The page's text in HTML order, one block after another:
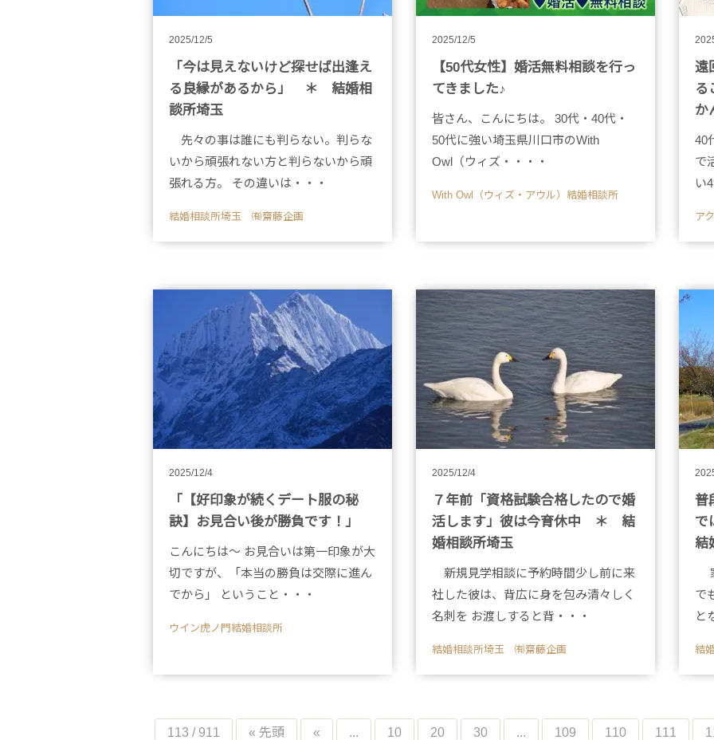
2025/12/5
「今は見えないけど探せば出逢え
る良縁があるから」 ＊ 結婚相
談所埼玉
先々の事は誰にも判らない。判らな
いから頑張れない方と判らないから頑
張れる方。 その違いは・・・
結婚相談所埼玉 ㈲齋藤企画
2025/12/5
【50代女性】婚活無料相談を行っ
てきました♪
皆さん、こんにちは。 30代・40代・
50代に強い埼玉県川口市のWith
Owl（ウィズ・・・・
With Owl（ウィズ・アウル）結婚相談所
遠
る
か
40
で
い
ア
2025/12/4
「【好印象が続くデート服の秘
訣】お見合い後が勝負です！」
こんにちは～ お見合いは第一印象が大
切ですが、「本当の勝負は交際に進ん
でから」 ということ・・・
ウイン虎ノ門結婚相談所
2025/12/4
７年前「資格試験合格したので婚
活します」彼は今育休中 ＊ 結
婚相談所埼玉
新規見学相談に予約時間少し前に来
社した彼は、背広に身を包み清々しく
名刺を お渡しすると背・・・
結婚相談所埼玉 ㈲齋藤企画
普
で
結
で
と
結
113 / 911 « 先頭 « ... 10 20 30 ... 109 110 111